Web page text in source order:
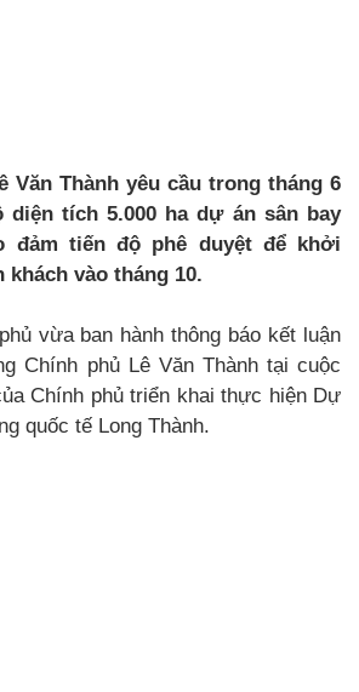
Văn Thành yêu cầu trong tháng 6
diện tích 5.000 ha dự án sân bay
đảm tiến độ phê duyệt để khởi
khách vào tháng 10.
vừa ban hành thông báo kết luận
Chính phủ Lê Văn Thành tại cuộc
Chính phủ triển khai thực hiện Dự
quốc tế Long Thành.